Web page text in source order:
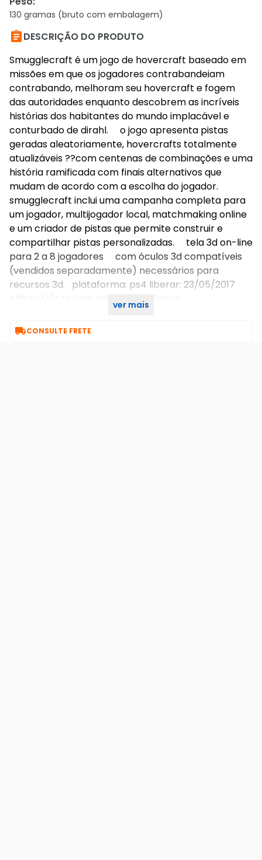
130 gramas (bruto com embalagem)
DESCRIÇÃO DO PRODUTO
Smugglecraft é um jogo de hovercraft baseado em
missões em que os jogadores contrabandeiam
contrabando, melhoram seu hovercraft e fogem
das autoridades enquanto descobrem as incríveis
histórias dos habitantes do mundo implacável e
conturbado de dirahl. o jogo apresenta pistas
geradas aleatoriamente, hovercrafts totalmente
atualizáveis ??com centenas de combinações e uma
história ramificada com finais alternativos que
mudam de acordo com a escolha do jogador.
smugglecraft inclui uma campanha completa para
um jogador, multijogador local, matchmaking online
e um criador de pistas que permite construir e
compartilhar pistas personalizadas. tela 3d on-line
para 2 a 8 jogadores com óculos 3d compatíveis
(vendidos separadamente) necessários para
recursos 3d. plataforma: ps4 liberar: 23/05/2017
editor: feliz texugo estúdio, llc gênero:
ver mais
CONSULTE FRETE